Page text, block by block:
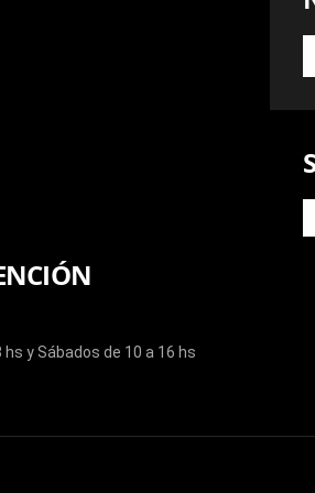
hs y Sábados de 10 a 16 hs